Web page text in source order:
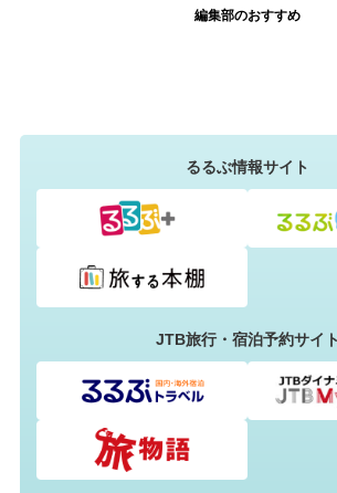
編集部のおすすめ
るるぶ情報サイト
JTB旅行・宿泊予約サイト